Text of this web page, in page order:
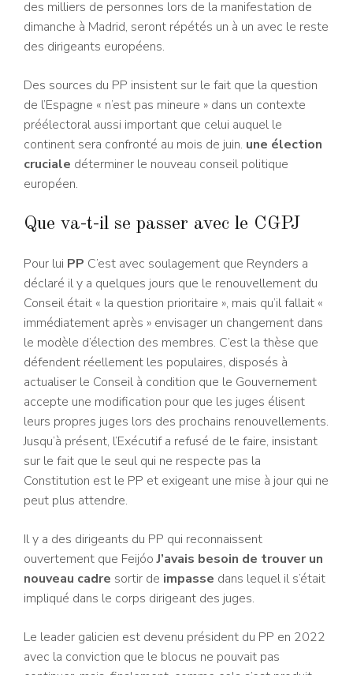
des milliers de personnes lors de la manifestation de
dimanche à Madrid, seront répétés un à un avec le reste
des dirigeants européens.
Des sources du PP insistent sur le fait que la question
de l’Espagne « n’est pas mineure » dans un contexte
préélectoral aussi important que celui auquel le
continent sera confronté au mois de juin. une élection
cruciale déterminer le nouveau conseil politique
européen.
Que va-t-il se passer avec le CGPJ
Pour lui PP C’est avec soulagement que Reynders a
déclaré il y a quelques jours que le renouvellement du
Conseil était « la question prioritaire », mais qu’il fallait «
immédiatement après » envisager un changement dans
le modèle d’élection des membres. C’est la thèse que
défendent réellement les populaires, disposés à
actualiser le Conseil à condition que le Gouvernement
accepte une modification pour que les juges élisent
leurs propres juges lors des prochains renouvellements.
Jusqu’à présent, l’Exécutif a refusé de le faire, insistant
sur le fait que le seul qui ne respecte pas la
Constitution est le PP et exigeant une mise à jour qui ne
peut plus attendre.
Il y a des dirigeants du PP qui reconnaissent
ouvertement que FeijóoJ’avais besoin de trouver un
nouveau cadre sortir de impasse dans lequel il s’était
impliqué dans le corps dirigeant des juges.
Le leader galicien est devenu président du PP en 2022
avec la conviction que le blocus ne pouvait pas